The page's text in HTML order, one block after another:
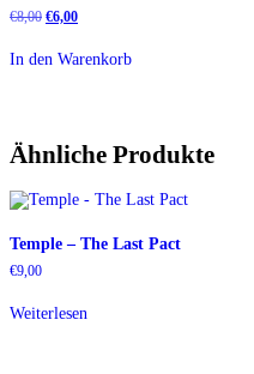
€8,00 Ursprünglicher
war:
€8,00
€6,00Aktueller
€6,00.
In den Warenkorb
Ähnliche Produkte
Temple – The Last Pact
€9,00
Weiterlesen